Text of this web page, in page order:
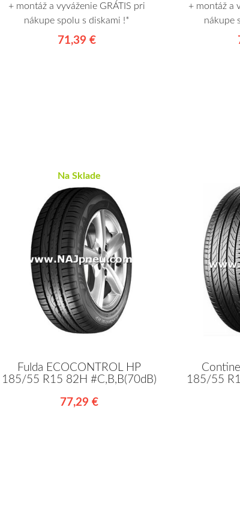
+ montáž a vyváženie GRÁTIS pri
nákupe spolu s diskami !*
71,39 €
+ montáž a
nákupe
Na Sklade
Fulda ECOCONTROL HP
185/55 R15 82H #C,B,B(70dB)
77,29 €
185/55